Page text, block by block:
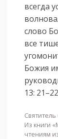
всегда
слово
все
Божия
13:
Из книги
чтениям